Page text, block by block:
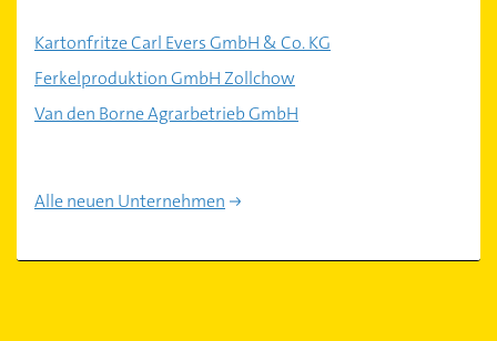
Kartonfritze Carl Evers GmbH & Co. KG
Ferkelproduktion GmbH Zollchow
Van den Borne Agrarbetrieb GmbH
Alle neuen Unternehmen